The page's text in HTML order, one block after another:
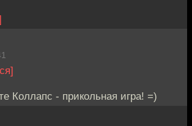
Коллапс - прикольная игра! =)